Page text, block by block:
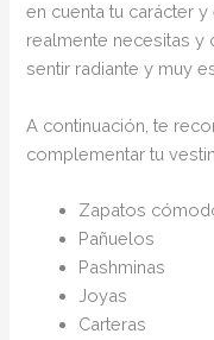
en cuenta tu carácter
realmente necesitas y
sentir radiante y muy
A continuación, te
complementar tu
Zapatos
Pañuelos
Pashminas
Joyas
Carteras